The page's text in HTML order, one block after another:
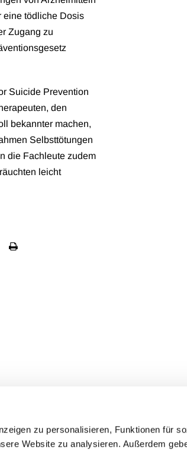
zu personalisieren, Funktionen für
Website zu analysieren. Außerdem
eine tödliche Dosis
Zugang zu
Suicide Prevention
den
bekannter machen,
Selbsttötungen
die Fachleute zudem
leicht